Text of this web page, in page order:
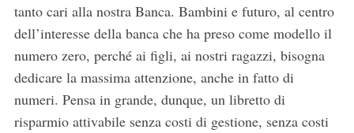
tanto cari alla nostra Banca. Bambini e futuro, al centro
dell’interesse della banca che ha preso come modello il
numero zero, perché ai figli, ai nostri ragazzi, bisogna
dedicare la massima attenzione, anche in fatto di
numeri. Pensa in grande, dunque, un libretto di
risparmio attivabile senza costi di gestione, senza costi